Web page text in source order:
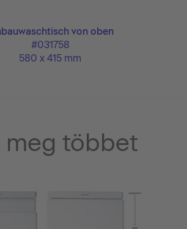
von oben
#031758
580 x 415 mm
meg többet